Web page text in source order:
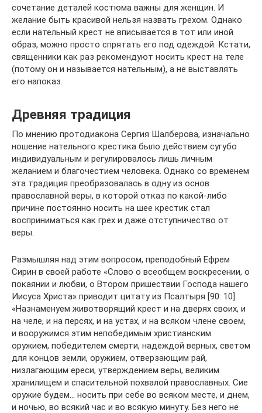
сочетание деталей костюма важны для женщин. И
желание быть красивой нельзя назвать грехом. Однако
если нательный крест не вписывается в тот или иной
образ, можно просто спрятать его под одеждой. Кстати,
священники как раз рекомендуют носить крест на теле
(потому он и называется нательным), а не выставлять
его напоказ.
Древняя традиция
По мнению протодиакона Сергия Шалберова, изначально
ношение нательного крестика было действием сугубо
индивидуальным и регулировалось лишь личным
желанием и благочестием человека. Однако со временем
эта традиция преобразовалась в одну из основ
православной веры, в которой отказ по какой-либо
причине постоянно носить на шее крестик стал
восприниматься как грех и даже отступничество от
веры.
Размышляя над этим вопросом, преподобный Ефрем
Сирин в своей работе «Слово о всеобщем воскресении, о
покаянии и любви, о Втором пришествии Господа нашего
Иисуса Христа» приводит цитату из Псалтыря [90: 10]:
«Назнаменуем животворящий крест и на дверях своих, и
на челе, и на персях, и на устах, и на всяком члене своем,
и вооружимся этим непобедимым христианским
оружием, победителем смерти, надеждой верных, светом
для концов земли, оружием, отверзающим рай,
низлагающим ереси, утверждением веры, великим
хранилищем и спасительной похвалой православных. Сие
оружие будем… носить при себе во всяком месте, и днем,
и ночью, во всякий час и во всякую минуту. Без него не